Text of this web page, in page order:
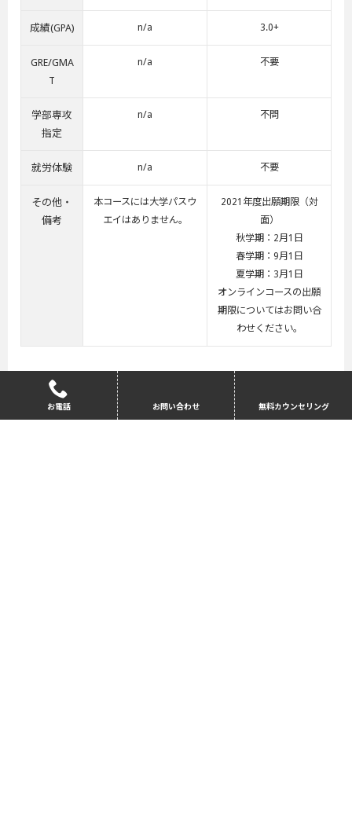
成績(GPA) n/a 3.0+
GRE/GMA
T
n/a 不要
学部専攻
指定
n/a 不問
就労体験 n/a 不要
その他・
備考
本コースには大学パスウ
エイはありません。
2021年度出願期限（対
面）
秋学期：2月1日
春学期：9月1日
夏学期：3月1日
オンラインコースの出願
期限についてはお問い合
わせください。
大学院パスウエイカリキュラム
お電話 お問い合わせ 無料カウンセリング